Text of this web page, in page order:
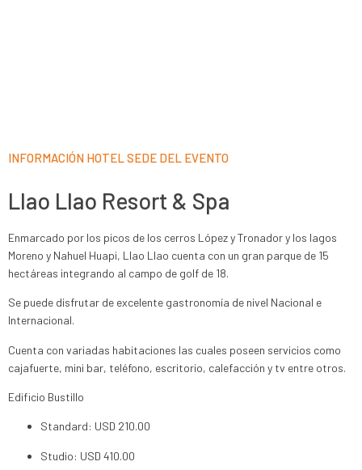
INFORMACIÓN HOTEL SEDE DEL EVENTO
Llao Llao Resort & Spa
Enmarcado por los picos de los cerros López y Tronador y los lagos
Moreno y Nahuel Huapi, Llao Llao cuenta con un gran parque de 15
hectáreas integrando al campo de golf de 18.
Se puede disfrutar de excelente gastronomía de nivel Nacional e
Internacional.
Cuenta con variadas habitaciones las cuales poseen servicios como
cajafuerte, mini bar, teléfono, escritorio, calefacción y tv entre otros.
Edificio Bustillo
Standard: USD 210.00
Studio: USD 410.00